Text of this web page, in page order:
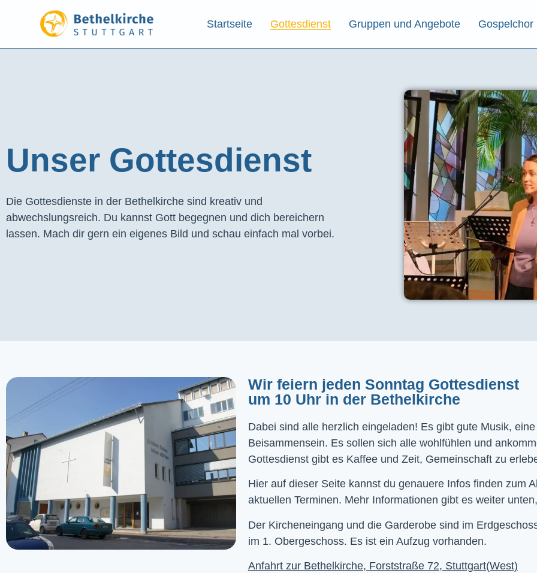
Startseite Gottesdienst Gruppen und Angebote Gospelchor
Unser Gottesdienst​
Die Gottesdienste in der Bethelkirche sind kreativ und
abwechslungsreich. Du kannst Gott begegnen und dich bereichern
lassen. Mach dir gern ein eigenes Bild und schau einfach mal vorbei.
Wir feiern jeden Sonntag Gottesdienst
um 10 Uhr in der Bethelkirche
Dabei sind alle herzlich eingeladen! Es gibt gute Musik,
Beisammensein. Es sollen sich alle wohlfühlen und
Gottesdienst gibt es Kaffee und Zeit, Gemeinschaft zu
Hier auf dieser Seite kannst du genauere Infos finden zum
aktuellen Terminen. Mehr Informationen gibt es weiter
Der Kircheneingang und die Garderobe sind im
im 1. Obergeschoss. Es ist ein Aufzug vorhanden.
Anfahrt zur Bethelkirche, Forststraße 72, Stuttgart(West)